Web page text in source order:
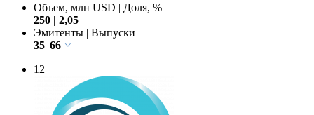
Объем, млн USD | Доля, %
250 | 2,05
Эмитенты | Выпуски
35| 66
12